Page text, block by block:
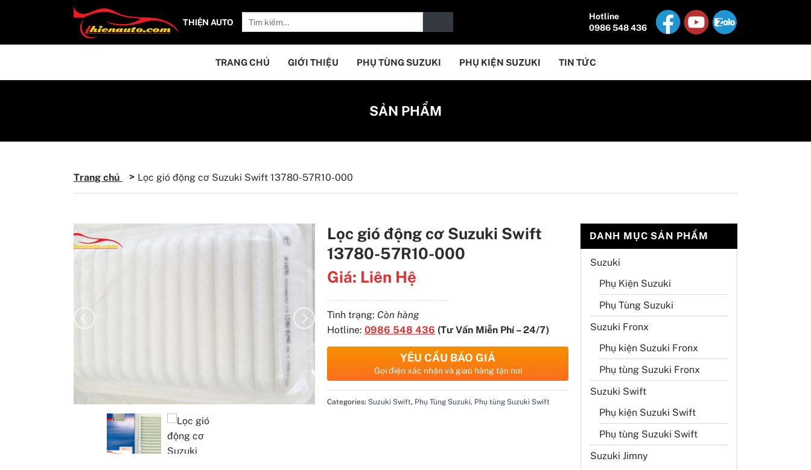
THIỆN AUTO
Hotline
0986 548 436
TRANG CHỦ GIỚI THIỆU PHỤ TÙNG SUZUKI PHỤ KIỆN SUZUKI TIN TỨC
SẢN PHẨM
Trang chủ Lọc gió động cơ Suzuki Swift 13780-57R10-000
Lọc gió động cơ Suzuki Swift
13780-57R10-000
Giá: Liên Hệ
Tình trạng: Còn hàng
Hotline: 0986 548 436 (Tư Vấn Miễn Phí – 24/7)
YÊU CẦU BÁO GIÁ
Gọi điện xác nhận và giao hàng tận nơi
Categories: Suzuki Swift, Phụ Tùng Suzuki, Phụ tùng Suzuki Swift
DANH MỤC SẢN PHẨM
Suzuki
Phụ Kiện Suzuki
Phụ Tùng Suzuki
Suzuki Fronx
Phụ kiện Suzuki Fronx
Phụ tùng Suzuki Fronx
Suzuki Swift
Phụ kiện Suzuki Swift
Phụ tùng Suzuki Swift
Suzuki Jimny